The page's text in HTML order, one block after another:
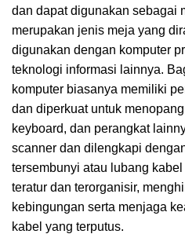
dan dapat digunakan sebagai
merupakan jenis meja yang
digunakan dengan komputer
teknologi informasi lainnya.
komputer biasanya memiliki
dan diperkuat untuk
keyboard, dan perangkat
scanner dan dilengkapi
tersembunyi atau lubang
teratur dan terorganisir,
kebingungan serta menjaga
kabel yang terputus.